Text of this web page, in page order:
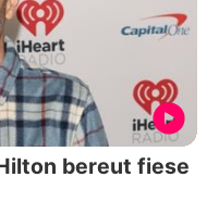
bereut fiese